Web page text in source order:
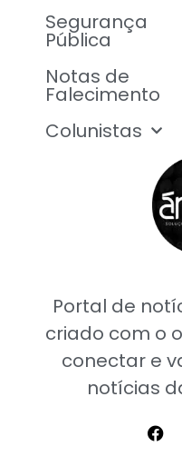
Portal de
criado com o
conectar e
notícias
Segurança
Pública
Notas de
Falecimento
Colunistas